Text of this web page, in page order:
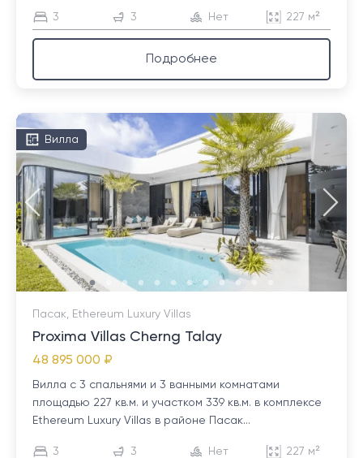
3 3 Нет 227 м²
Подробнее
Вилла
Пасак, Ethereum Luxury Villas
Proxima Villas Cherng Talay
48 895 000 ₽
Вилла с 3 спальнями и 3 ванными комнатами
площадью 227 кв.м. и участком 339 кв.м. в комплексе
Ethereum Luxury Villas в районе Пасак...
3 3 Нет 227 м²